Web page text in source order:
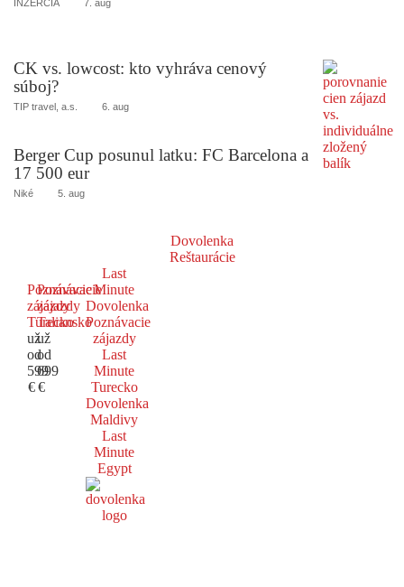
INZERCIA 7. aug
CK vs. lowcost: kto vyhráva cenový
súboj?
TIP travel, a.s. 6. aug
Berger Cup posunul latku: FC Barcelona a
17 500 eur
Niké 5. aug
Dovolenka
Reštaurácie
Poznávacie
zájazdy
Turecko
už
od
599
€
Poznávacie
zájazdy
Taliansko
už
od
699
€
Last
Minute
Dovolenka
Poznávacie
zájazdy
Last
Minute
Turecko
Dovolenka
Maldivy
Last
Minute
Egypt